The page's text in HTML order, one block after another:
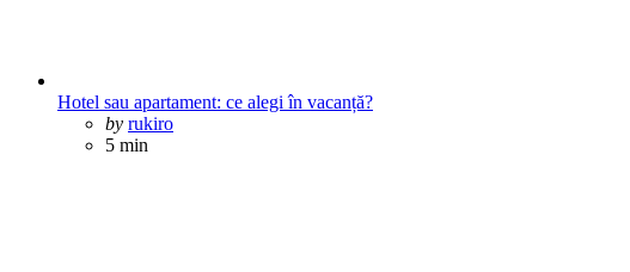
Hotel sau apartament: ce alegi în vacanță?
Posted
by rukiro
5 min